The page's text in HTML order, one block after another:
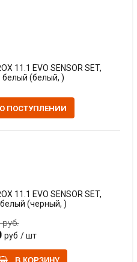
11.1 EVO SENSOR SET,
белый (белый, )
ПОСТУПЛЕНИИ
11.1 EVO SENSOR SET,
(черный, )
руб.
руб / шт